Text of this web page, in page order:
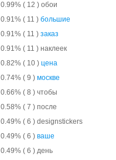
0.99% ( 12 ) обои
0.91% ( 11 ) большие
0.91% ( 11 ) заказ
0.91% ( 11 ) наклеек
0.82% ( 10 ) цена
0.74% ( 9 ) москве
0.66% ( 8 ) чтобы
0.58% ( 7 ) после
0.49% ( 6 ) designstickers
0.49% ( 6 ) ваше
0.49% ( 6 ) день